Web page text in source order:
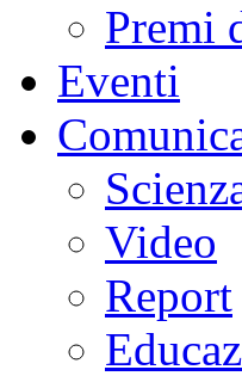
Premi
Eventi
Video
Report